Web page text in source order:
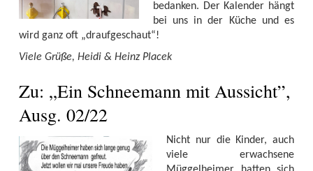
bedanken. Der Kalender hängt
bei uns in der Küche und es
wird ganz oft „draufgeschaut“!
Viele Grüße, Heidi & Heinz Placek
Zu: „Ein Schneemann mit Aussicht”,
Ausg. 02/22
Nicht nur die Kinder, auch
viele erwachsene